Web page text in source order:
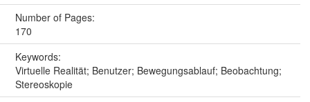
Number of Pages:
170
Keywords:
Virtuelle Realität; Benutzer; Bewegungsablauf; Beobachtung;
Stereoskopie